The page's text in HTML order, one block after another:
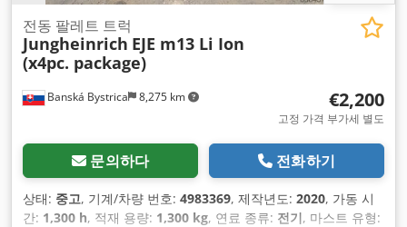
Banská Bystrica 8,275 km
전동 팔레트 트럭
Jungheinrich EJE m13 Li Ion
(x4pc. package)
€2,200
고정 가격 부가세 별도
문의하다 전화하기
상태: 중고, 기계/차량 번호: 4983369, 제작년도: 2020, 가동 시
간: 1,300 h, 적재 용량: 1,300 kg, 연료 종류: 전기, 마스트 유형: